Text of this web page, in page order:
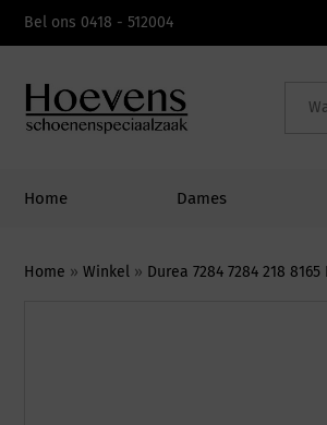
Bel ons 0418 - 512004
Home Dames
Home » Winkel » Durea 7284 7284 218